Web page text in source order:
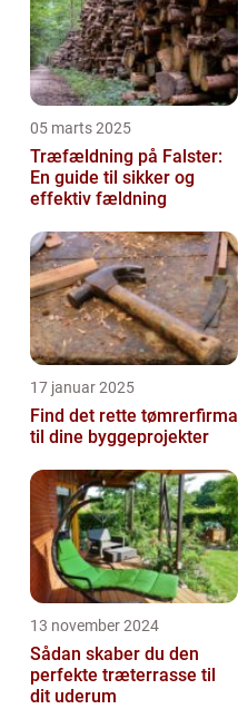
05 marts 2025
Træfældning på Falster:
En guide til sikker og
effektiv fældning
17 januar 2025
Find det rette tømrerfirma
til dine byggeprojekter
13 november 2024
Sådan skaber du den
perfekte træterrasse til
dit uderum